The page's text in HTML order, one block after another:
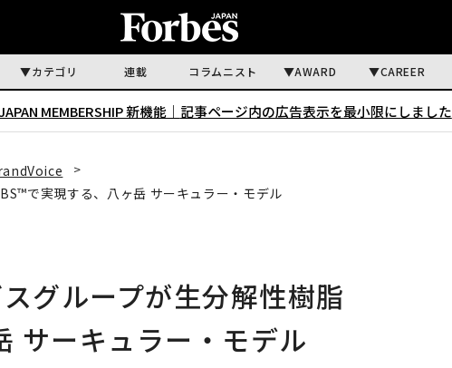
カテゴリ 連載 コラムニスト AWARD CAREER
MEMBERSHIP 新機能｜ 記事ページ内の広告表示を最小限にしました
で実現する、八ヶ岳 サーキュラー・モデル
グループが生分解性樹脂
サーキュラー・モデル